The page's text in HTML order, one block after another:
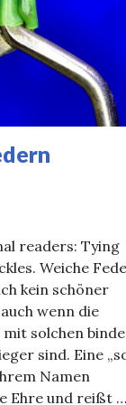
readers: Tying
Weiche
kein schöner
wenn die
solchen
sind. Eine
Namen
Ehre und reißt …